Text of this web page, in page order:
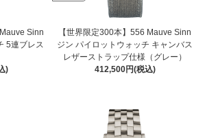
Sinn
5連ブレス
)
【世界限定300本】556 Mauve Sinn
ジン パイロットウォッチ キャンバス
レザーストラップ仕様（グレー）
412,500円(税込)